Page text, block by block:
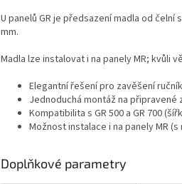
U panelů GR je předsazení madla od
mm.
Madla lze instalovat i na panely MR; kvůli
Elegantní řešení pro zavěšení
Jednoduchá montáž na připravené
Kompatibilita s GR 500 a GR 700
Možnost instalace i na panely MR
Doplňkové parametry